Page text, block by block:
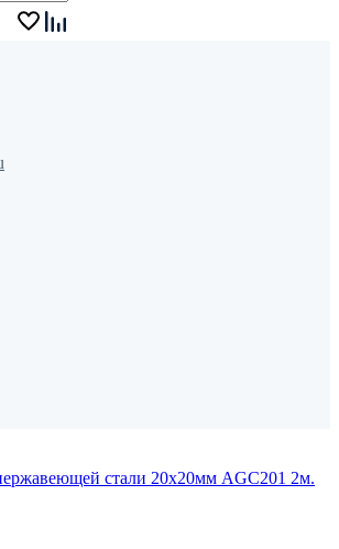
стали 20х20мм AGC201 2м.